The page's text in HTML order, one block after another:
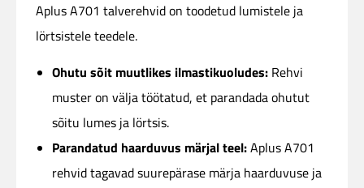
Aplus A701 talverehvid on toodetud lumistele ja
lörtsistele teedele.
Ohutu sõit muutlikes ilmastikuoludes: Rehvi
muster on välja töötatud, et parandada ohutut
sõitu lumes ja lörtsis.
Parandatud haarduvus märjal teel:Aplus A701
rehvid tagavad suurepärase märja haarduvuse ja